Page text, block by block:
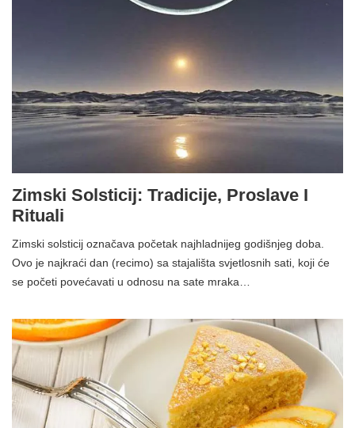
Zimski Solsticij: Tradicije, Proslave I
Rituali
Zimski solsticij označava početak najhladnijeg godišnjeg doba.
Ovo je najkraći dan (recimo) sa stajališta svjetlosnih sati, koji će
se početi povećavati u odnosu na sate mraka…